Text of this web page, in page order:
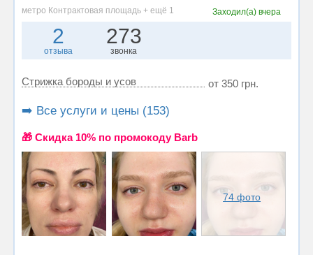
метро Контрактовая площадь + ещё 1 Заходил(а) вчера
2
отзыва
273
звонка
Стрижка бороды и усов от 350 грн.
➡️ Все услуги и цены (153)
🎁 Cкидка 10% по промокоду Barb
74 фото